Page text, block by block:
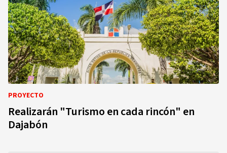
PROYECTO
Realizarán "Turismo en cada rincón" en
Dajabón